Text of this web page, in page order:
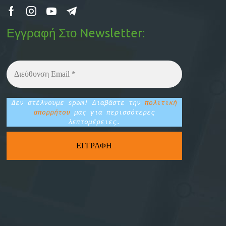
Εγγραφή Στο Newsletter:
Δεν στέλνουμε spam! Διαβάστε την πολιτική
απορρήτουμας για περισσότερες
λεπτομέρειες.